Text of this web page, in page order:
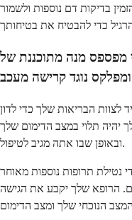
בדיקות דם נוספות ולשמור
מפספס מנה מתוכננת של
הבריאות שלך כדי לדון
יהיה תלוי במצב הדימום שלך
ובאופן שבו אתה מגיב לטיפול.
נטילת תרופות נוספות מאוחר
הרופא שלך יקבע את הגישה